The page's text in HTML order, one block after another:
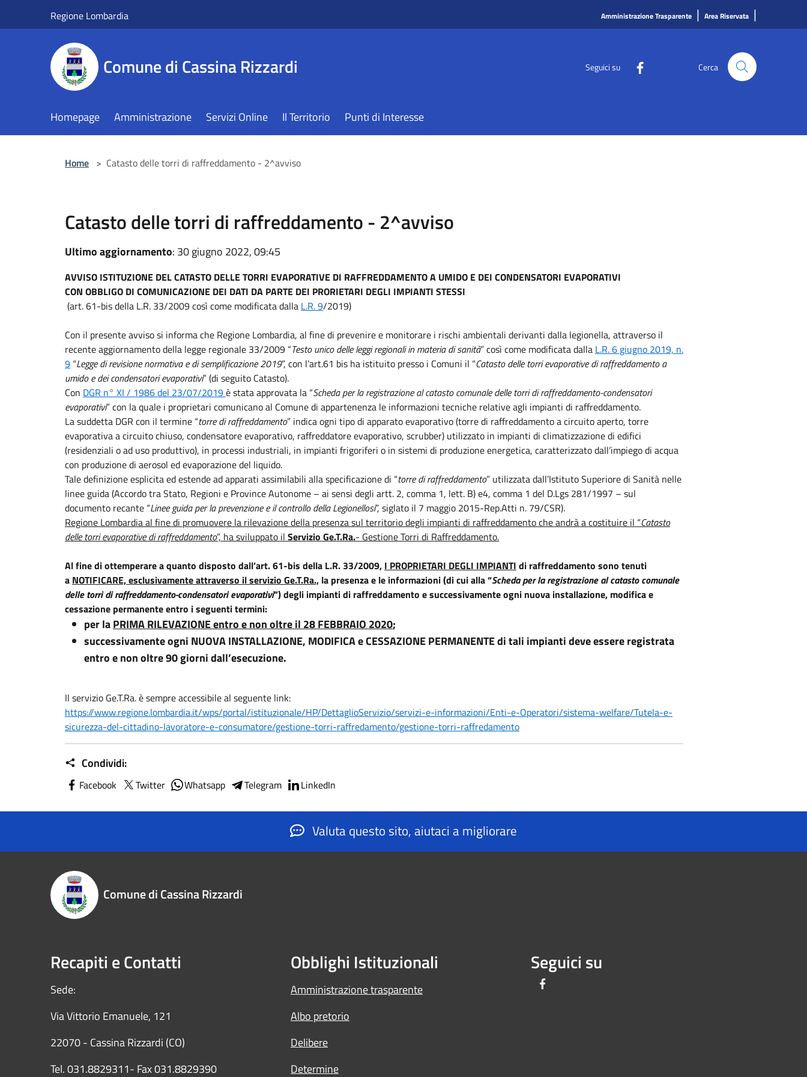
Regione Lombardia Amministrazione Trasparente | Area Riservata |
Comune di Cassina Rizzardi Seguici su Cerca
Homepage Amministrazione Servizi Online Il Territorio Punti di Interesse
Home > Catasto delle torri di raffreddamento - 2^avviso
Catasto delle torri di raffreddamento - 2^avviso
Ultimo aggiornamento: 30 giugno 2022, 09:45
AVVISO ISTITUZIONE DEL CATASTO DELLE TORRI EVAPORATIVE DI RAFFREDDAMENTO A UMIDO E DEI CONDENSATORI EVAPORATIVI
CON OBBLIGO DI COMUNICAZIONE DEI DATI DA PARTE DEI PRORIETARI DEGLI IMPIANTI STESSI
(art. 61-bis della L.R. 33/2009 così come modificata dalla L.R. 9/2019)
Con il presente avviso si informa che Regione Lombardia, al fine di prevenire e monitorare i rischi ambientali derivanti dalla legionella, attraverso il
recente aggiornamento della legge regionale 33/2009 “Testo unico delle leggi regionali in materia di sanità” così come modificata dalla L.R. 6 giugno 2019, n.
9 “Legge di revisione normativa e di semplificazione 2019”, con l’art.61 bis ha istituito presso i Comuni il “Catasto delle torri evaporative di raffreddamento a
umido e dei condensatori evaporativi” (di seguito Catasto).
Con DGR n° XI / 1986 del 23/07/2019è stata approvata la “Scheda per la registrazione al catasto comunale delle torri di raffreddamento-condensatori
evaporativi” con la quale i proprietari comunicano al Comune di appartenenza le informazioni tecniche relative agli impianti di raffreddamento.
La suddetta DGR con il termine “torre di raffreddamento” indica ogni tipo di apparato evaporativo (torre di raffreddamento a circuito aperto, torre
evaporativa a circuito chiuso, condensatore evaporativo, raffreddatore evaporativo, scrubber) utilizzato in impianti di climatizzazione di edifici
(residenziali o ad uso produttivo), in processi industriali, in impianti frigoriferi o in sistemi di produzione energetica, caratterizzato dall’impiego di acqua
con produzione di aerosol ed evaporazione del liquido.
Tale definizione esplicita ed estende ad apparati assimilabili alla specificazione di “torre di raffreddamento” utilizzata dall’Istituto Superiore di Sanità nelle
linee guida (Accordo tra Stato, Regioni e Province Autonome – ai sensi degli artt. 2, comma 1, lett. B) e4, comma 1 del D.Lgs 281/1997 – sul
documento recante “Linee guida per la prevenzione e il controllo della Legionellosi”, siglato il 7 maggio 2015-Rep.Atti n. 79/CSR).
Regione Lombardia al fine di promuovere la rilevazione della presenza sul territorio degli impianti di raffreddamento che andrà a costituire il “Catasto
delle torri evaporative di raffreddamento”, ha sviluppato il Servizio Ge.T.Ra.- Gestione Torri di Raffreddamento.
Al fine di ottemperare a quanto disposto dall’art. 61-bis della L.R. 33/2009, I PROPRIETARI DEGLI IMPIANTI di raffreddamento sono tenuti
a NOTIFICARE, esclusivamente attraverso il servizio Ge.T.Ra., la presenza e le informazioni (di cui alla “Scheda per la registrazione al catasto comunale
delle torri di raffreddamento-condensatori evaporativi”) degli impianti di raffreddamento e successivamente ogni nuova installazione, modifica e
cessazione permanente entro i seguenti termini:
per laPRIMA RILEVAZIONE entro e non oltre il 28 FEBBRAIO 2020;
successivamente ogni NUOVA INSTALLAZIONE, MODIFICA e CESSAZIONE PERMANENTE di tali impianti deve essere registrata
entro e non oltre 90 giorni dall’esecuzione.
Il servizio Ge.T.Ra. è sempre accessibile al seguente link:
https://www.regione.lombardia.it/wps/portal/istituzionale/HP/DettaglioServizio/servizi-e-informazioni/Enti-e-Operatori/sistema-welfare/Tutela-e-
sicurezza-del-cittadino-lavoratore-e-consumatore/gestione-torri-raffredamento/gestione-torri-raffredamento
Condividi:
Facebook Twitter Whatsapp Telegram LinkedIn
Valuta questo sito, aiutaci a migliorare
Comune di Cassina Rizzardi
Recapiti e Contatti
Sede:
Via Vittorio Emanuele, 121
22070 - Cassina Rizzardi (CO)
Tel. 031.8829311- Fax 031.8829390
Obblighi Istituzionali
Amministrazione trasparente
Albo pretorio
Delibere
Determine
Seguici su